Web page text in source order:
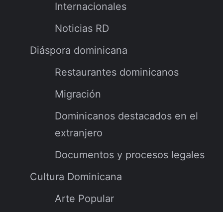
Internacionales
Noticias RD
Diáspora dominicana
Restaurantes dominicanos
Migración
Dominicanos destacados en el
extranjero
Documentos y procesos legales
Cultura Dominicana
Arte Popular